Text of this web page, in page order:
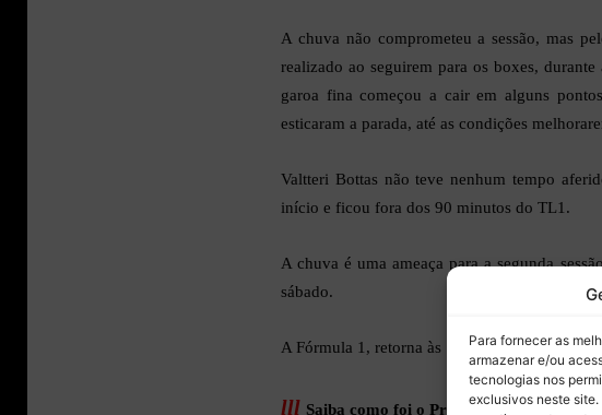
Para fornecer as
armazenar e/ou
tecnologias nos
exclusivos neste
A chuva não comprometeu a sessão, mas
realizado ao seguirem para os boxes,
garoa fina começou a cair em alguns
esticaram a parada, até as condições
Valtteri Bottas não teve nenhum tempo
início e ficou fora dos 90 minutos do TL1.
A chuva é uma ameaça para a segunda
sábado.
A Fórmula 1, retorna às 10h, pelo horário de
lll Saiba como foi o Primeiro Treino Livre